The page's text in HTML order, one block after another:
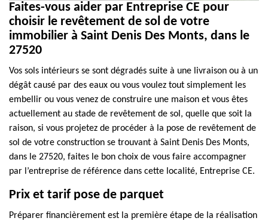
Faites-vous aider par Entreprise CE pour
choisir le revêtement de sol de votre
immobilier à Saint Denis Des Monts, dans le
27520
Vos sols intérieurs se sont dégradés suite à une livraison ou à un
dégât causé par des eaux ou vous voulez tout simplement les
embellir ou vous venez de construire une maison et vous êtes
actuellement au stade de revêtement de sol, quelle que soit la
raison, si vous projetez de procéder à la pose de revêtement de
sol de votre construction se trouvant à Saint Denis Des Monts,
dans le 27520, faites le bon choix de vous faire accompagner
par l’entreprise de référence dans cette localité, Entreprise CE.
Prix et tarif pose de parquet
Préparer financièrement est la première étape de la réalisation